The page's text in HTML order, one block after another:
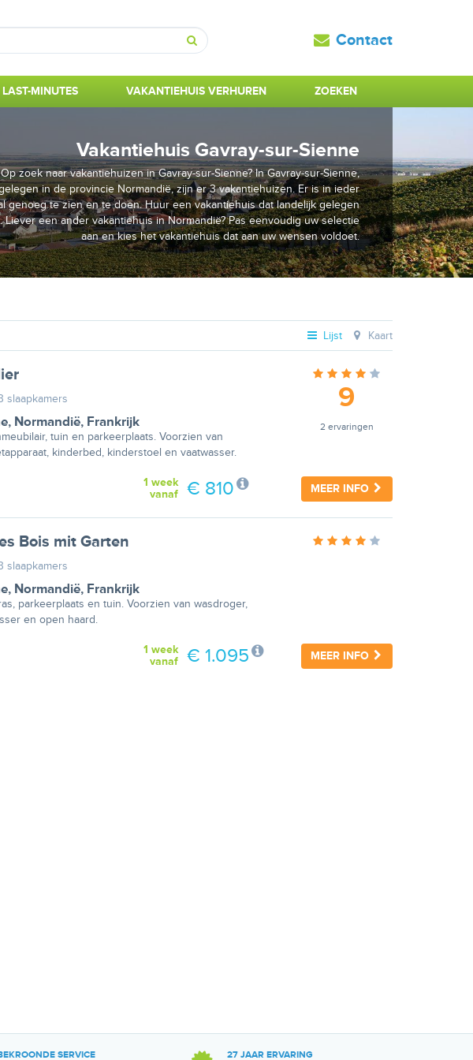
Zoeken
Contact
LAST-MINUTES VAKANTIEHUIS VERHUREN ZOEKEN
Vakantiehuis Gavray-sur-Sienne
Op zoek naar vakantiehuizen in Gavray-sur-Sienne? In Gavray-sur-Sienne,
in de provincie Normandië, zijn er 3 vakantiehuizen. Er is in ieder
genoeg te zien en te doen. Huur een vakantiehuis dat landelijk gelegen
Liever een ander vakantiehuis in Normandië? Pas eenvoudig uw selectie
aan en kies het vakantiehuis dat aan uw wensen voldoet.
Lijst Kaart
slaapkamers
, Normandië, Frankrijk
tuin en parkeerplaats. Voorzien van
kinderbed, kinderstoel en vaatwasser.
9
2 ervaringen
MEER INFO
1 week
vanaf
€ 810
Bois mit Garten
slaapkamers
, Normandië, Frankrijk
parkeerplaats en tuin. Voorzien van wasdroger,
en open haard.
MEER INFO
1 week
vanaf
€ 1.095
SERVICE 27 JAAR ERVARING